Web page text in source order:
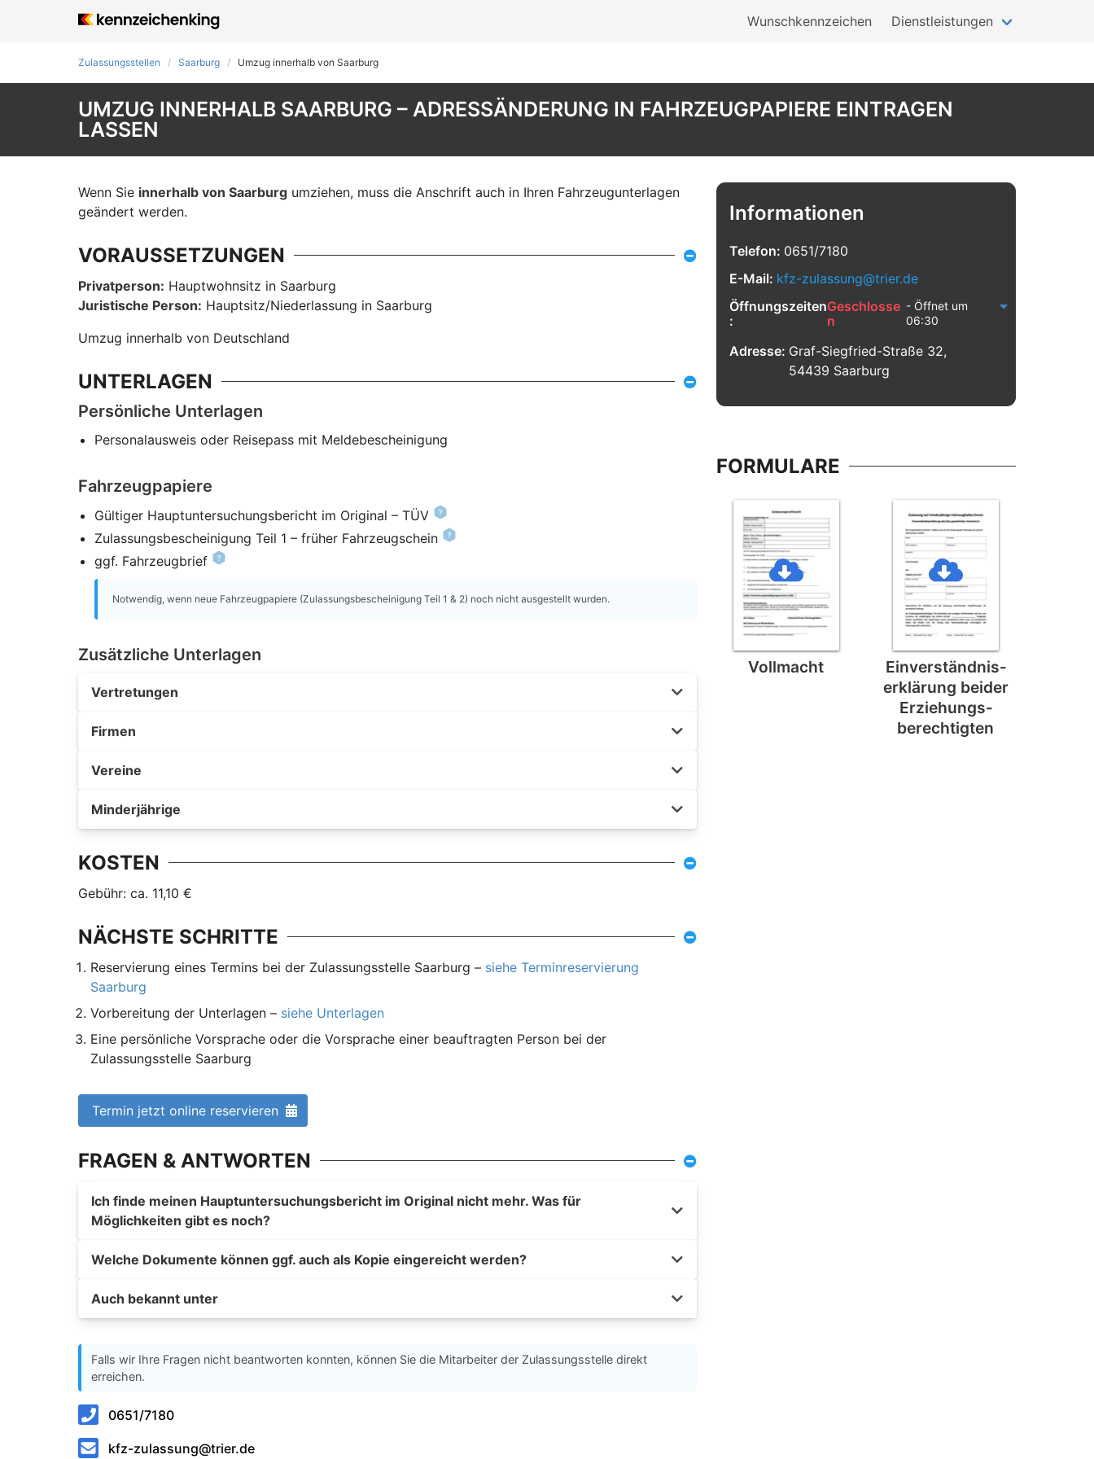
Wunschkennzeichen Dienstleistungen
Zulassungsstellen Saarburg Umzug innerhalb von Saarburg
UMZUG INNERHALB SAARBURG – ADRESSÄNDERUNG IN FAHRZEUGPAPIERE EINTRAGEN
LASSEN
Wenn Sie innerhalb von Saarburg umziehen, muss die Anschrift auch in Ihren Fahrzeugunterlagen
geändert werden.
VORAUSSETZUNGEN
Privatperson: Hauptwohnsitz in Saarburg
Juristische Person: Hauptsitz/Niederlassung in Saarburg
Umzug innerhalb von Deutschland
UNTERLAGEN
Persönliche Unterlagen
Personalausweis oder Reisepass mit Meldebescheinigung
Fahrzeugpapiere
Gültiger Hauptuntersuchungsbericht im Original – TÜV
Zulassungsbescheinigung Teil 1 – früher Fahrzeugschein
ggf. Fahrzeugbrief
Notwendig, wenn neue Fahrzeugpapiere (Zulassungsbescheinigung Teil 1 & 2) noch nicht ausgestellt wurden.
Zusätzliche Unterlagen
Vertretungen
Firmen
Vereine
Minderjährige
KOSTEN
Gebühr: ca. 11,10 €
NÄCHSTE SCHRITTE
Reservierung eines Termins bei der Zulassungsstelle Saarburg – siehe Terminreservierung
Saarburg
Vorbereitung der Unterlagen – siehe Unterlagen
Eine persönliche Vorsprache oder die Vorsprache einer beauftragten Person bei der
Zulassungsstelle Saarburg
Termin jetzt online reservieren
FRAGEN & ANTWORTEN
Ich finde meinen Hauptuntersuchungsbericht im Original nicht mehr. Was für
Möglichkeiten gibt es noch?
Welche Dokumente können ggf. auch als Kopie eingereicht werden?
Auch bekannt unter
Falls wir Ihre Fragen nicht beantworten konnten, können Sie die Mitarbeiter der Zulassungsstelle direkt
erreichen.
0651/7180
kfz-zulassung@trier.de
Informationen
Telefon: 0651/7180
E-Mail: kfz-zulassung@trier.de
Öffnungszeiten
:
Geschlosse
n
- Öffnet um
06:30
Adresse: Graf-Siegfried-Straße 32,
54439 Saarburg
FORMULARE
Vollmacht
Einverständnis­
erklärung beider
Erziehungs­
berechtigten